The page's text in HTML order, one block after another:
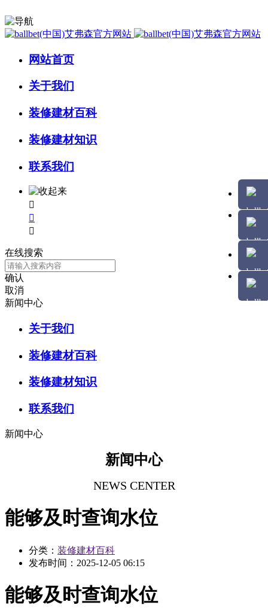
网站首页
关于我们
装修建材百科
装修建材知识
联系我们



在线搜索
确认
取消
新闻中心
关于我们
装修建材百科
装修建材知识
联系我们
新闻中心
新闻中心
NEWS CENTER
能够及时查询水位
分类： 装修建材百科
发布时间： 2025-12-05 06:15
能够及时查询水位